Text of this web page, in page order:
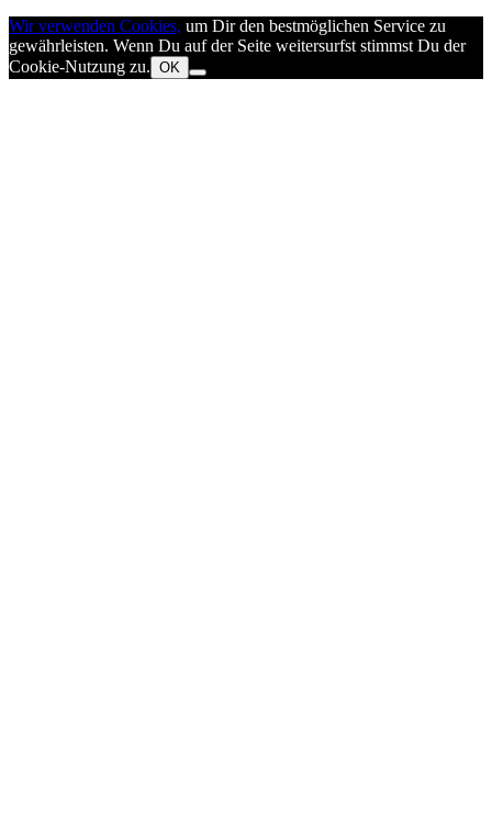
Wir verwenden Cookies, um Dir den bestmöglichen Service zu
gewährleisten. Wenn Du auf der Seite weitersurfst stimmst Du der
Cookie-Nutzung zu. OK